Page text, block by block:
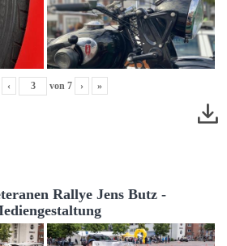
‹ von 7 › »
Rallye Jens Butz -